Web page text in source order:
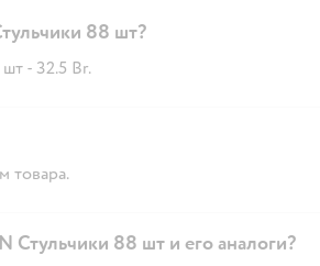
88 шт?
- 32.5 Br.
товара.
Стульчики 88 шт и его аналоги?